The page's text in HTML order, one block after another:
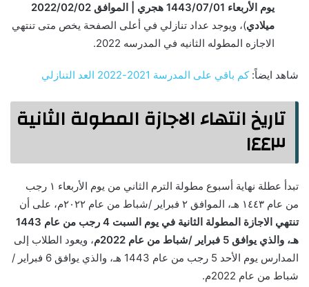
يوم الأربعاء 1443/07/01 هجري | الموافق 2022/02/02
ميلادي)، ويوجد عداد تنازلي في أعلى الصفحة يخص متى تنتهي
الاجازه المطوله الثانيه في المدرسه 2022.
شاهد ايضاً:كم باقي على المدرسة 2021-2022 العد التنازلي
تاريخ انتهاء الاجازة المطولة الثانية
١٤٤٣
تبدأ عطلة نهاية أسبوع مطولة الترم الثاني من يوم الأربعاء ١ رجب
من عام ١٤٤٣ هـ، الموافق ٢ فبراير /شباط من عام ٢٠٢٢م، على أن
تنتهي الاجازة المطولة الثانية في يوم السبت 4 رجب من عام 1443
هـ، والذي يوافق 5 فبراير /شباط من عام 2022م
، ويعود الطلاب إلى
المدارس يوم الأحد 5 رجب من عام 1443 هـ، والذي يوافق 6 فبراير /
شباط من عام 2022م.